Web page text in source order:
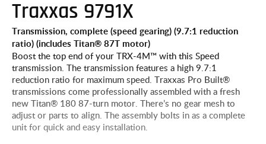
Traxxas 9791X
Transmission, complete (speed gearing) (9.7:1 reduction
ratio) (includes Titan® 87T motor)
Boost the top end of your TRX-4M™ with this Speed
transmission. The transmission features a high 9.7:1
reduction ratio for maximum speed. Traxxas Pro Built®
transmissions come professionally assembled with a fresh
new Titan® 180 87-turn motor. There’s no gear mesh to
adjust or parts to align. The assembly bolts in as a complete
unit for quick and easy installation.